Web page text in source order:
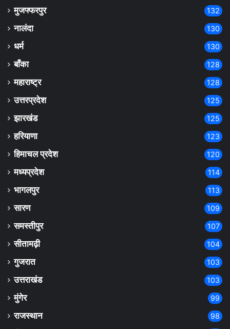
मुजफ्फरपुर 132
नालंदा 130
धर्म 130
बाँका 128
महाराष्ट्र 128
उत्तरप्रदेश 125
झारखंड 125
हरियाणा 123
हिमाचल प्रदेश 120
मध्यप्रदेश 114
भागलपुर 113
सारण 109
समस्तीपुर 107
सीतामढ़ी 104
गुजरात 103
उत्तराखंड 103
मुंगेर 99
राजस्थान 98